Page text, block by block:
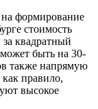
формирование
стоимость
квадратный
может быть на 30-
также напрямую
правило,
высокое